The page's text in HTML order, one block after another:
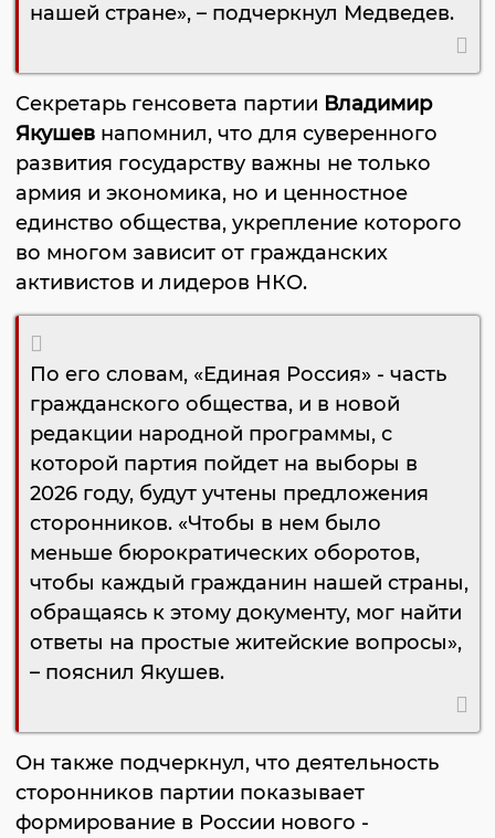
нашей стране», – подчеркнул Медведев.
Секретарь генсовета партии Владимир
Якушев напомнил, что для суверенного
развития государству важны не только
армия и экономика, но и ценностное
единство общества, укрепление которого
во многом зависит от гражданских
активистов и лидеров НКО.
По его словам, «Единая Россия» - часть
гражданского общества, и в новой
редакции народной программы, с
которой партия пойдет на выборы в
2026 году, будут учтены предложения
сторонников. «Чтобы в нем было
меньше бюрократических оборотов,
чтобы каждый гражданин нашей страны,
обращаясь к этому документу, мог найти
ответы на простые житейские вопросы»,
– пояснил Якушев.
Он также подчеркнул, что деятельность
сторонников партии показывает
формирование в России нового -